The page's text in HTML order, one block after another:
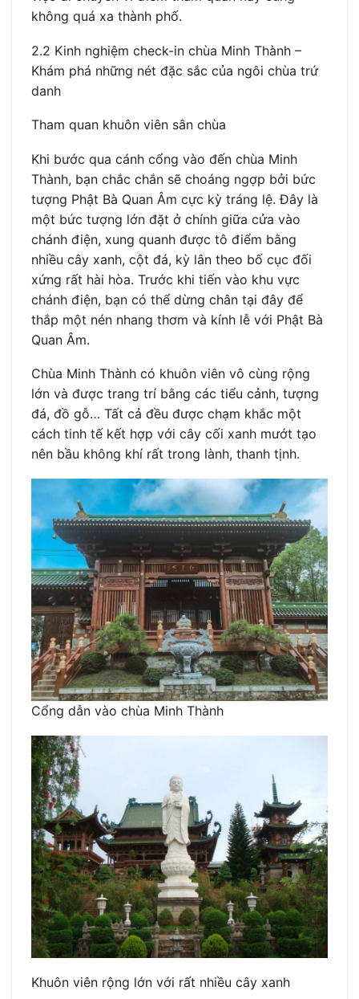
không quá xa thành phố.
2.2 Kinh nghiệm check-in chùa Minh Thành –
Khám phá những nét đặc sắc của ngôi chùa trứ
danh
Tham quan khuôn viên sân chùa
Khi bước qua cánh cổng vào đến chùa Minh
Thành, bạn chắc chắn sẽ choáng ngợp bởi bức
tượng Phật Bà Quan Âm cực kỳ tráng lệ. Đây là
một bức tượng lớn đặt ở chính giữa cửa vào
chánh điện, xung quanh được tô điểm bằng
nhiều cây xanh, cột đá, kỳ lân theo bố cục đối
xứng rất hài hòa. Trước khi tiến vào khu vực
chánh điện, bạn có thể dừng chân tại đây để
thắp một nén nhang thơm và kính lễ với Phật Bà
Quan Âm.
Chùa Minh Thành có khuôn viên vô cùng rộng
lớn và được trang trí bằng các tiểu cảnh, tượng
đá, đồ gỗ… Tất cả đều được chạm khắc một
cách tinh tế kết hợp với cây cối xanh mướt tạo
nên bầu không khí rất trong lành, thanh tịnh.
Cổng dẫn vào chùa Minh Thành
Khuôn viên rộng lớn với rất nhiều cây xanh